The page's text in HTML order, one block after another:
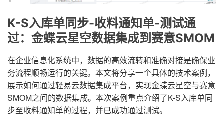
K-S入库单同步-收料通知单-测试通
过：金蝶云星空数据集成到赛意SMOM
在企业信息化系统中，数据的高效流转和准确对接是确保业
务流程顺畅运行的关键。本文将分享一个具体的技术案例，
展示如何通过轻易云数据集成平台，实现金蝶云星空与赛意
SMOM之间的数据集成。本次案例重点介绍了K-S入库单同
步至收料通知单的过程，并已成功通过测试。